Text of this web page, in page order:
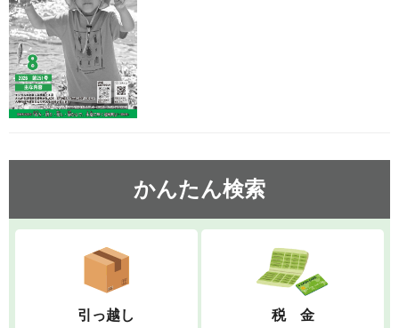
かんたん検索
引っ越し 税 金